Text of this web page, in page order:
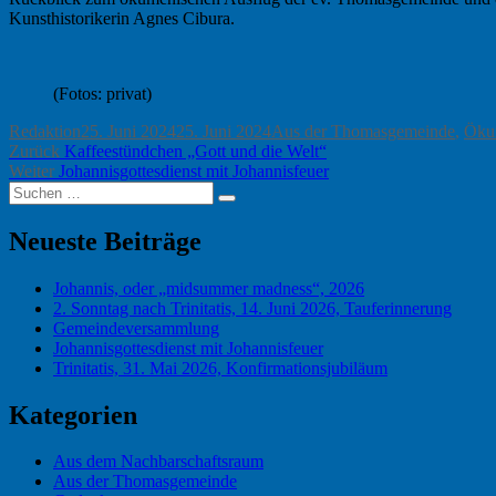
Kunsthistorikerin Agnes Cibura.
(Fotos: privat)
Autor
RedaktionVeröffentlicht
am
25. Juni 202425. Juni 2024Kategorien
Aus der Thomasgemeinde,
Beitragsnavigation
Zurück Vorheriger
Beitrag:
Kaffeestündchen „Gott und die Welt“
Weiter Nächster
Beitrag:
Johannisgottesdienst mit Johannisfeuer
Suchen
nach:
Suchen
Neueste Beiträge
Johannis, oder „midsummer madness“, 2026
2. Sonntag nach Trinitatis, 14. Juni 2026, Tauferinnerung
Gemeindeversammlung
Johannisgottesdienst mit Johannisfeuer
Trinitatis, 31. Mai 2026, Konfirmationsjubiläum
Kategorien
Aus dem Nachbarschaftsraum
Aus der Thomasgemeinde